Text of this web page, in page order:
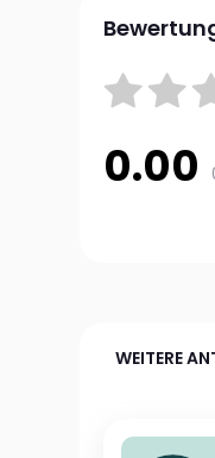
0.00
WEITERE